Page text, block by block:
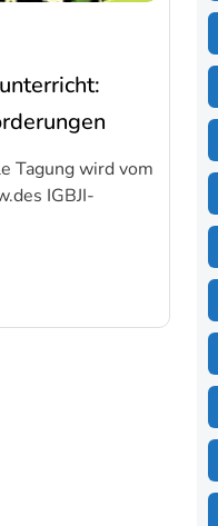
Tagung wird vom
IGBJI-